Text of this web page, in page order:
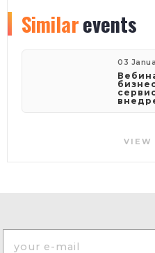
Similarevents
03
VIEW